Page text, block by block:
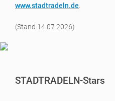
www.stadtradeln.de
(Stand 14.07.2026)
STADTRADELN-Stars